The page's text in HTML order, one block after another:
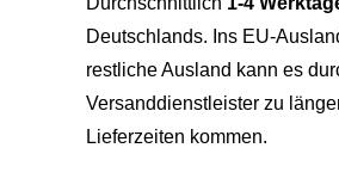
Deutschlands. Ins EU-
restliche Ausland kann es
Versanddienstleister zu
Lieferzeiten kommen.